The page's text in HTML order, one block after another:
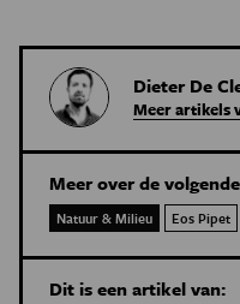
Dieter De
Meer artikels
Meer over de
Natuur & Milieu Eos Pipet
Dit is een artikel van: